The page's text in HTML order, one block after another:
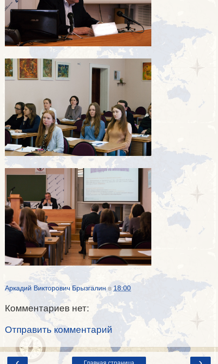
Аркадий Викторович Брызгалин в18:00
Комментариев нет:
Отправить комментарий